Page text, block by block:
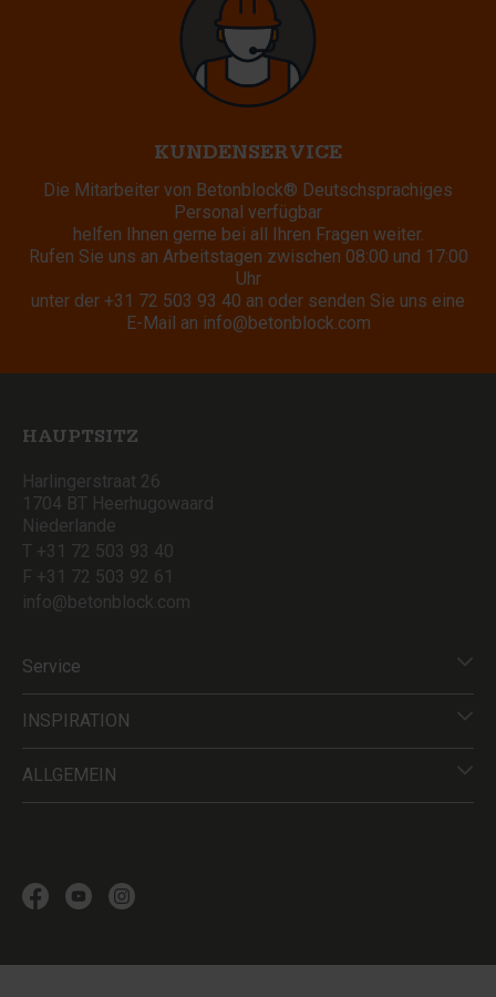
KUNDENSERVICE
Die Mitarbeiter von Betonblock® Deutschsprachiges
Personal verfügbar
helfen Ihnen gerne bei all Ihren Fragen weiter.
Rufen Sie uns an Arbeitstagen zwischen 08:00 und 17:00
Uhr
unter der +31 72 503 93 40 an oder senden Sie uns eine
E-Mail an info@betonblock.com
HAUPTSITZ
Harlingerstraat 26
1704 BT Heerhugowaard
Niederlande
T +31 72 503 93 40
F +31 72 503 92 61
info@betonblock.com
Service
INSPIRATION
ALLGEMEIN